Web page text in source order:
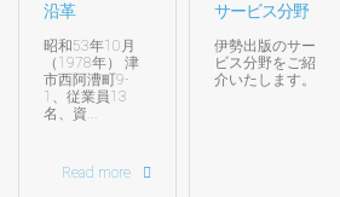
沿革
昭和53年10月
（1978年） 津
市西阿漕町9-
1、従業員13
名、資...
Read more
サービス分野
伊勢出版のサー
ビス分野をご紹
介いたします。